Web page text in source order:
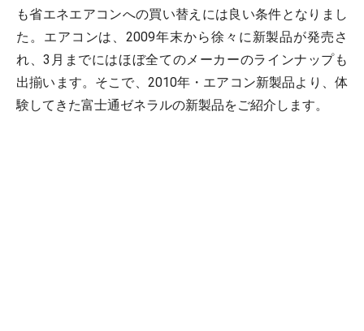
も省エネエアコンへの買い替えには良い条件となりまし
た。エアコンは、2009年末から徐々に新製品が発売さ
れ、3月までにはほぼ全てのメーカーのラインナップも
出揃います。そこで、2010年・エアコン新製品より、体
験してきた富士通ゼネラルの新製品をご紹介します。